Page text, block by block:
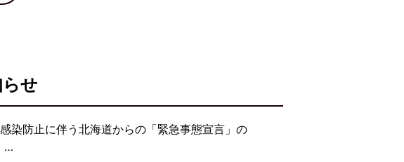
せ
染防止に伴う北海道からの「緊急事態宣言」の
…